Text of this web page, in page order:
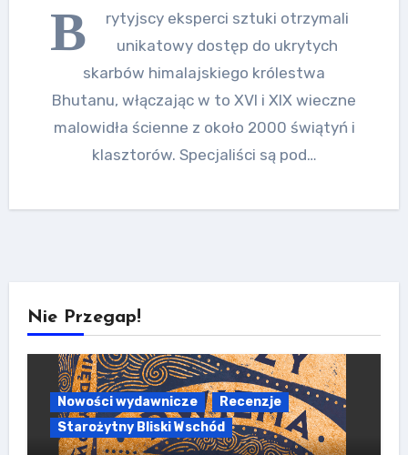
B
rytyjscy eksperci sztuki otrzymali
unikatowy dostęp do ukrytych
skarbów himalajskiego królestwa
Bhutanu, włączając w to XVI i XIX wieczne
malowidła ścienne z około 2000 świątyń i
klasztorów. Specjaliści są pod…
Nie Przegap!
Nowości wydawnicze
Recenzje
Starożytny Bliski Wschód